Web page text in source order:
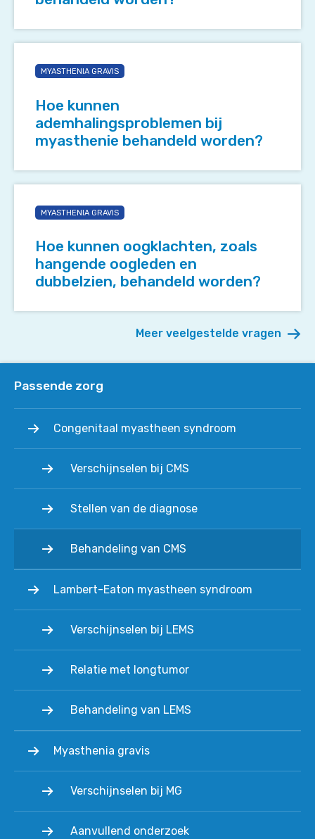
behandeld
worden?
kunnen
myasthenie
behandeld
worden?
MYASTHENIA GRAVIS
Hoe kunnen
ademhalingsproblemen bij
myasthenie behandeld worden?
kunnen
zoals
hangende
oogleden
dubbelzien,
MYASTHENIA GRAVIS
Hoe kunnen oogklachten, zoals
hangende oogleden en
dubbelzien, behandeld worden?
Meer veelgestelde vragen
Passende zorg
Congenitaal myastheen syndroom
Verschijnselen bij CMS
Stellen van de diagnose
Behandeling van CMS
Lambert-Eaton myastheen syndroom
Verschijnselen bij LEMS
Relatie met longtumor
Behandeling van LEMS
Myasthenia gravis
Verschijnselen bij MG
Aanvullend onderzoek